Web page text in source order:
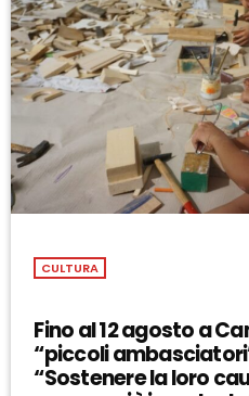
CULTURA
Fino al 12 agosto a
“piccoli
“Sostenere la loro